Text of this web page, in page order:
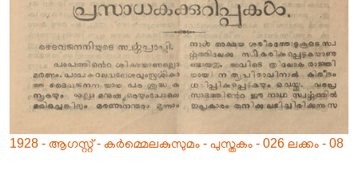
1928 - ആഗസ്റ്റ് - കർമ്മെലകുസുമം - പുസ്തകം - 026 ലക്കം - 08